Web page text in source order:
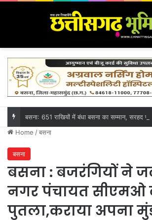
Home /बसना
बसना
बसना : बजरंगियों ने
नगर पंचायत सीएमओ
पुतला,कराया अपना